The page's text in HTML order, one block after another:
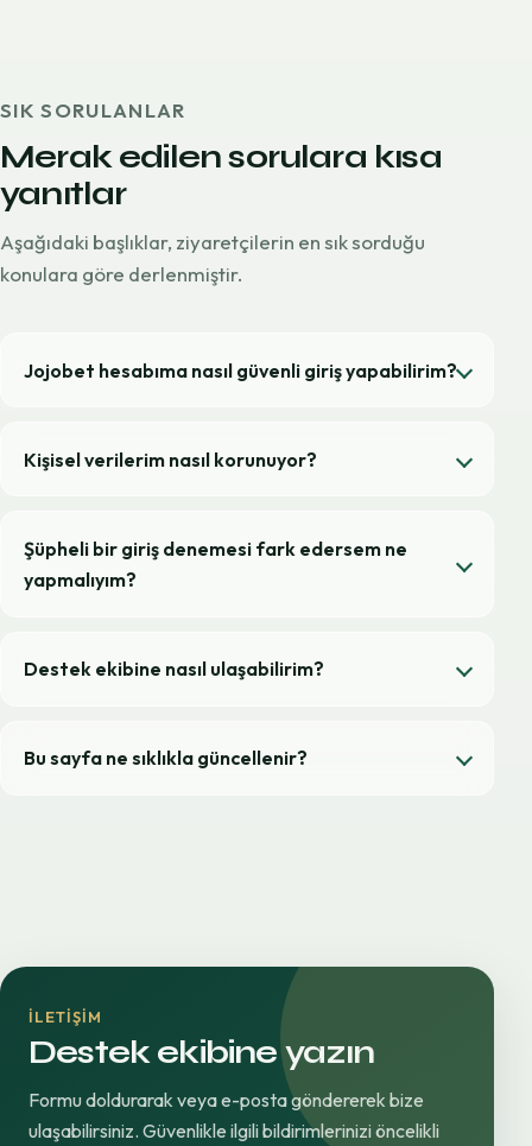
SIK SORULANLAR
Merak edilen sorulara kısa
yanıtlar
Aşağıdaki başlıklar, ziyaretçilerin en sık sorduğu
konulara göre derlenmiştir.
Jojobet hesabıma nasıl güvenli giriş yapabilirim?
Kişisel verilerim nasıl korunuyor?
Şüpheli bir giriş denemesi fark edersem ne
yapmalıyım?
Destek ekibine nasıl ulaşabilirim?
Bu sayfa ne sıklıkla güncellenir?
İLETIŞIM
Destek ekibine yazın
Formu doldurarak veya e-posta göndererek bize
ulaşabilirsiniz. Güvenlikle ilgili bildirimlerinizi öncelikli